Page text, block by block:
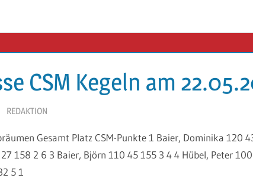
CSM Kegeln am
REDAKTION
Gesamt Platz CSM-Punkte 1 Baier, Dominika 120
158 2 6 3 Baier, Björn 110 45 155 3 4 4 Hübel, Peter
5 1